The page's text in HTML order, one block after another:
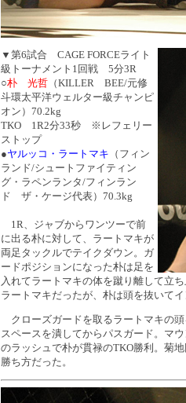
▼第6試合 CAGE FORCEライト
級トーナメント1回戦 5分3R
○朴 光哲（KILLER BEE/元修
斗環太平洋ウェルター級チャンピ
オン）70.2kg
TKO 1R2分33秒 ※レフェリー
ストップ
●ヤルッコ・ラートマキ （フィン
ランド/シュートファイティン
グ・ラペンランタ/フィンラン
ド ザ・ケージ代表）70.3kg
1R、ジャブからワンツーで前
に出る朴に対して、ラートマキが
両足タックルでテイクダウン。ガ
ードポジションになった朴は足を
入れてラートマキの体を蹴り離して立
ラートマキだったが、朴は頭を抜いてイ
クローズガードを取るラートマキの頭
スペースを潰してからパスガード。マ
のラッシュで朴が貫禄のTKO勝利。菊
勝ち方だった。